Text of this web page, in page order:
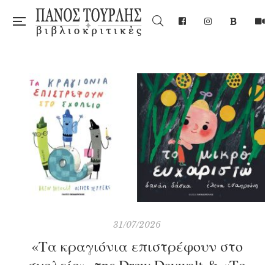
31/07/2026
«Τα κραγιόνια επιστρέφουν στο